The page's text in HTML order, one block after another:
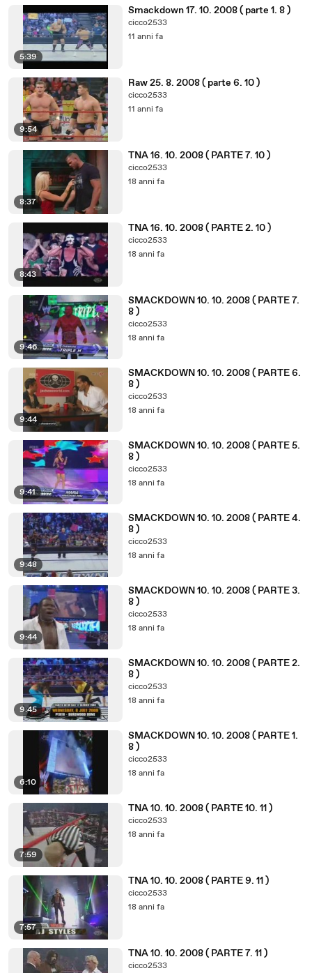
5:39
Smackdown 17. 10. 2008 ( parte 1. 8 )
cicco2533
11 anni fa
9:54
Raw 25. 8. 2008 ( parte 6. 10 )
cicco2533
11 anni fa
8:37
TNA 16. 10. 2008 ( PARTE 7. 10 )
cicco2533
18 anni fa
8:43
TNA 16. 10. 2008 ( PARTE 2. 10 )
cicco2533
18 anni fa
9:46
SMACKDOWN 10. 10. 2008 ( PARTE 7.
8 )
cicco2533
18 anni fa
9:44
SMACKDOWN 10. 10. 2008 ( PARTE 6.
8 )
cicco2533
18 anni fa
9:41
SMACKDOWN 10. 10. 2008 ( PARTE 5.
8 )
cicco2533
18 anni fa
9:48
SMACKDOWN 10. 10. 2008 ( PARTE 4.
8 )
cicco2533
18 anni fa
9:44
SMACKDOWN 10. 10. 2008 ( PARTE 3.
8 )
cicco2533
18 anni fa
9:45
SMACKDOWN 10. 10. 2008 ( PARTE 2.
8 )
cicco2533
18 anni fa
6:10
SMACKDOWN 10. 10. 2008 ( PARTE 1.
8 )
cicco2533
18 anni fa
7:59
TNA 10. 10. 2008 ( PARTE 10. 11 )
cicco2533
18 anni fa
7:57
TNA 10. 10. 2008 ( PARTE 9. 11 )
cicco2533
18 anni fa
TNA 10. 10. 2008 ( PARTE 7. 11 )
cicco2533